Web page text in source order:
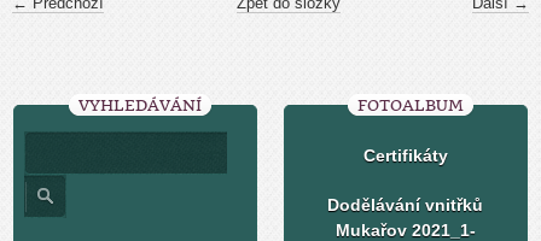
VYHLEDÁVÁNÍ FOTOALBUM
Certifikáty
Dodělávání vnitřků
Mukařov 2021_1-